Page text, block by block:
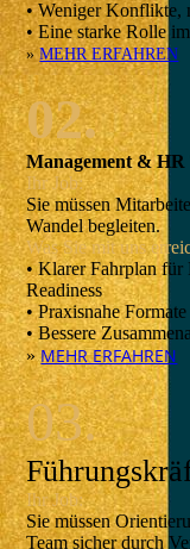
• Weniger Konflikte,
• Eine starke Rolle
»MEHR ERFAHREN
02.
Management & HR
Ihr Job:
Sie müssen
Wandel begleiten.
Was Sie mit uns
• Klarer Fahrplan
Readiness
• Praxisnahe
• Bessere
»MEHR ERFAHREN
03.
Ihr Job:
Sie müssen
Team sicher durch